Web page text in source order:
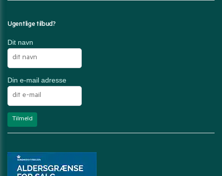
Ugentlige tilbud?
Dit navn
Din e-mail adresse